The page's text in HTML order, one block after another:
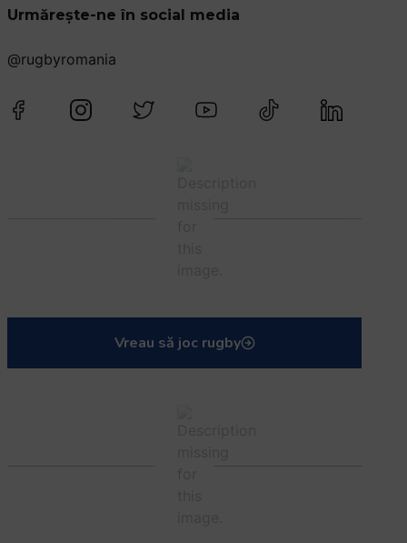
Urmărește-ne în social media
@rugbyromania
Vreau să joc rugby